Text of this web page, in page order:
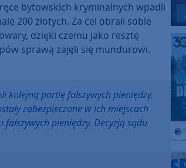
ręce bytowskich kryminalnych wpadli
200 złotych. Za cel obrali sobie
dzięki czemu jako resztę
sprawą zajęli się mundurowi.
kolejną partię fałszywych pieniędzy.
zabezpieczone w ich miejscach
pieniędzy. Decyzją sądu